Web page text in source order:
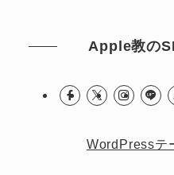
Apple教の
WordPressテ